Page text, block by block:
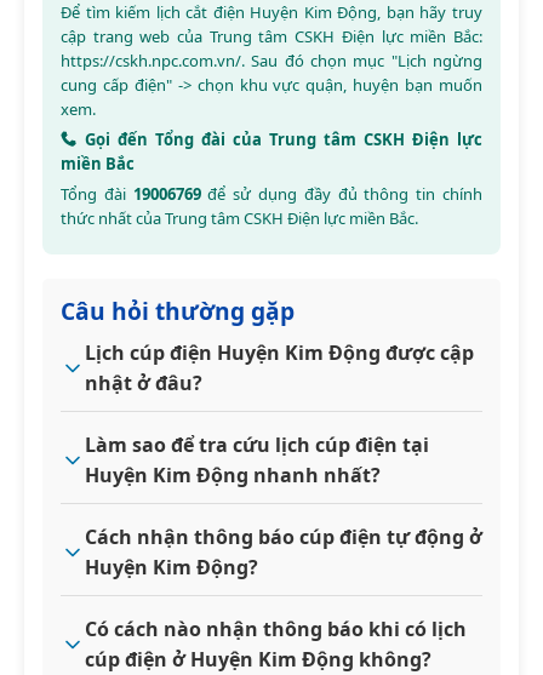
Để tìm kiếm lịch cắt điện Huyện Kim Động, bạn hãy truy
cập trang web của Trung tâm CSKH Điện lực miền Bắc:
https://cskh.npc.com.vn/. Sau đó chọn mục "Lịch ngừng
cung cấp điện" -> chọn khu vực quận, huyện bạn muốn
xem.
Gọi đến Tổng đài của Trung tâm CSKH Điện lực
miền Bắc
Tổng đài 19006769để sử dụng đầy đủ thông tin chính
thức nhất của Trung tâm CSKH Điện lực miền Bắc.
Câu hỏi thường gặp
Lịch cúp điện Huyện Kim Động được cập
nhật ở đâu?
Làm sao để tra cứu lịch cúp điện tại
Huyện Kim Động nhanh nhất?
Cách nhận thông báo cúp điện tự động ở
Huyện Kim Động?
Có cách nào nhận thông báo khi có lịch
cúp điện ở Huyện Kim Động không?